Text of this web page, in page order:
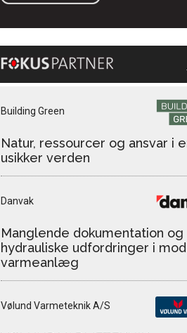
Building Green
Natur, ressourcer og ansvar i
usikker verden
Danvak
Manglende dokumentation og
hydrauliske udfordringer i
varmeanlæg
Vølund Varmeteknik A/S